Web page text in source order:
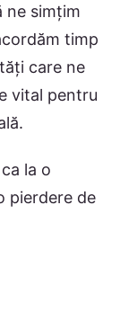
ne simțim
timp
care ne
vital pentru
la o
pierdere de